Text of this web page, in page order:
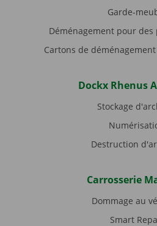
Garde-
Déménagement pour des
Cartons de
Dockx Rhenus
Stockage
Destruction
Carrosserie
Dommage au
Smart